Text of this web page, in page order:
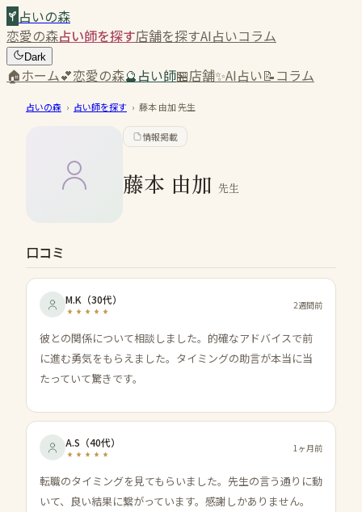
占いの森
恋愛の森占い師を探す店舗を探すAI占いコラム
Dark
🏠ホーム💕恋愛の森🔮占い師🏪店舗✨AI占い📝コラム
占いの森 › 占い師を探す › 藤本 由加先生
情報掲載
藤本 由加 先生
口コミ
M.K （30代） 2週間前
彼との関係について相談しました。的確なアドバイスで前
に進む勇気をもらえました。タイミングの助言が本当に当
たっていて驚きです。
A.S （40代） 1ヶ月前
転職のタイミングを見てもらいました。先生の言う通りに動
いて、良い結果に繋がっています。感謝しかありません。